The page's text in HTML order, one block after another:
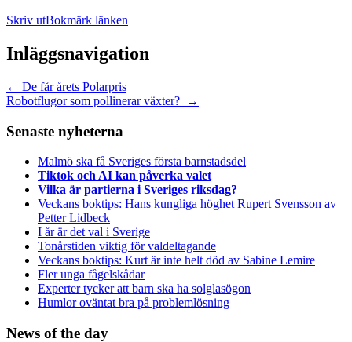
Skriv utBokmärk länken
Inläggsnavigation
← De får årets Polarpris
Robotflugor som pollinerar växter?
→
Senaste nyheterna
Malmö ska få Sveriges första barnstadsdel
Tiktok och AI kan påverka valet
Vilka är partierna i Sveriges riksdag?
Veckans boktips: Hans kungliga höghet Rupert Svensson av
Petter Lidbeck
I år är det val i Sverige
Tonårstiden viktig för valdeltagande
Veckans boktips: Kurt är inte helt död av Sabine Lemire
Fler unga fågelskådar
Experter tycker att barn ska ha solglasögon
Humlor oväntat bra på problemlösning
News of the day